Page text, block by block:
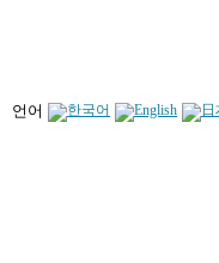
언어